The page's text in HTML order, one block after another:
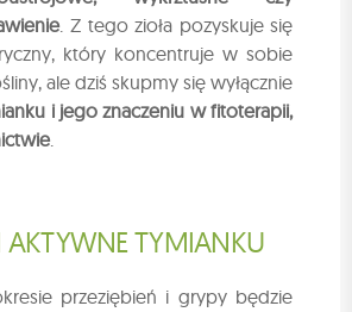
. Z tego zioła pozyskuje się
który koncentruje w sobie
ale dziś skupmy się wyłącznie
i jego znaczeniu w fitoterapii,
.
AKTYWNE TYMIANKU
przeziębień i grypy będzie